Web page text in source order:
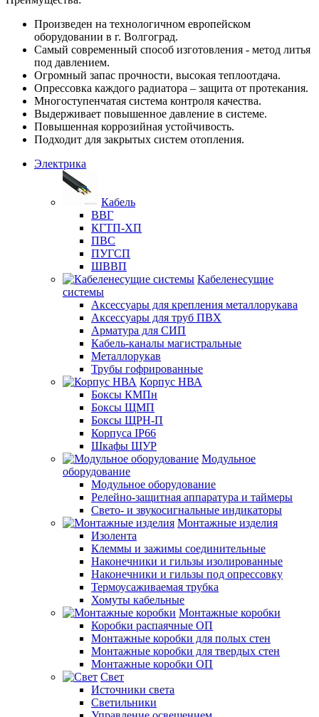
Произведен на технологичном европейском
оборудовании в г. Волгоград.
Самый современный способ изготовления - метод литья
под давлением.
Огромный запас прочности, высокая теплоотдача.
Опрессовка каждого радиатора – защита от протекания.
Многоступенчатая система контроля качества.
Выдерживает повышенное давление в системе.
Повышенная коррозийная устойчивость.
Подходит для закрытых систем отопления.
Электрика
Кабель
ВВГ
КГТП-ХП
ПВС
ПУГСП
ШВВП
Кабеленесущие
системы
Аксессуары для крепления металлорукава
Аксессуары для труб ПВХ
Арматура для СИП
Кабель-каналы магистральные
Металлорукав
Трубы гофрированные
Корпус НВА
Боксы КМПн
Боксы ЩМП
Боксы ЩРН-П
Корпуса IP66
Шкафы ЩУР
Модульное
оборудование
Модульное оборудование
Релейно-защитная аппаратура и таймеры
Свето- и звукосигнальные индикаторы
Монтажные изделия
Изолента
Клеммы и зажимы соединительные
Наконечники и гильзы изолированные
Наконечники и гильзы под опрессовку
Термоусаживаемая трубка
Хомуты кабельные
Монтажные коробки
Коробки распаячные ОП
Монтажные коробки для полых стен
Монтажные коробки для твердых стен
Монтажные коробки ОП
Свет
Источники света
Светильники